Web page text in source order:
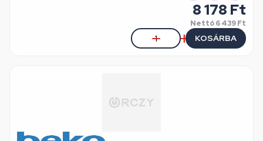
8 178 Ft
Nettó6 439 Ft
KOSÁRBA